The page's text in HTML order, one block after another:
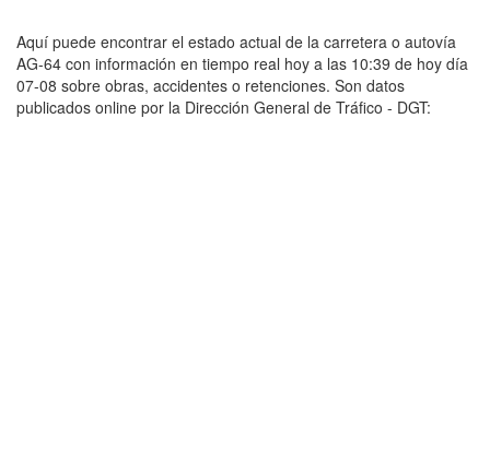
Aquí puede encontrar el estado actual de la carretera o autovía
AG-64 con información en tiempo real hoy a las 10:39 de hoy día
07-08 sobre obras, accidentes o retenciones. Son datos
publicados online por la Dirección General de Tráfico - DGT: